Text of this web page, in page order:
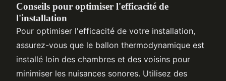
Conseils pour optimiser l'efficacité de
l'installation
Pour optimiser l'efficacité de votre installation,
assurez-vous que le ballon thermodynamique est
installé loin des chambres et des voisins pour
minimiser les nuisances sonores. Utilisez des